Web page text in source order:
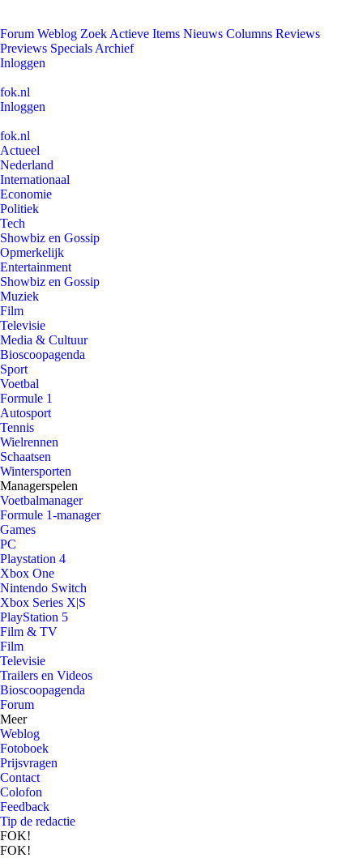
Forum Weblog Zoek Actieve Items Nieuws Columns Reviews
Previews Specials Archief
Inloggen
fok.nl
Inloggen
fok.nl
Actueel
Nederland
Internationaal
Economie
Politiek
Tech
Showbiz en Gossip
Opmerkelijk
Entertainment
Showbiz en Gossip
Muziek
Film
Televisie
Media & Cultuur
Bioscoopagenda
Sport
Voetbal
Formule 1
Autosport
Tennis
Wielrennen
Schaatsen
Wintersporten
Managerspelen
Voetbalmanager
Formule 1-manager
Games
PC
Playstation 4
Xbox One
Nintendo Switch
Xbox Series X|S
PlayStation 5
Film & TV
Film
Televisie
Trailers en Videos
Bioscoopagenda
Forum
Meer
Weblog
Fotoboek
Prijsvragen
Contact
Colofon
Feedback
Tip de redactie
FOK!
FOK!